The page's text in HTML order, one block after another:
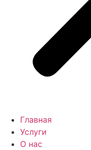
Главная
Услуги
О нас